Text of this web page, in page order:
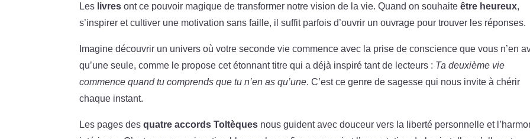
Les livres ont ce pouvoir magique de transformer notre vision de la vie. Quand on souhaiteêtre heureux,
s’inspirer et cultiver une motivation sans faille, il suffit parfois d’ouvrir un ouvrage pour trouver les réponses.
Imagine découvrir un univers où votre seconde vie commence avec la prise de conscience que vous n’en
qu’une seule, comme le propose cet étonnant titre qui a déjà inspiré tant de lecteurs : Ta deuxième vie
commence quand tu comprends que tu n’en as qu’une. C’est ce genre de sagesse qui nous invite à chérir
chaque instant.
Les pages desquatre accords Toltèques nous guident avec douceur vers la liberté personnelle et